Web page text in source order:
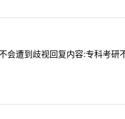
遭到歧视回复内容:专科考研